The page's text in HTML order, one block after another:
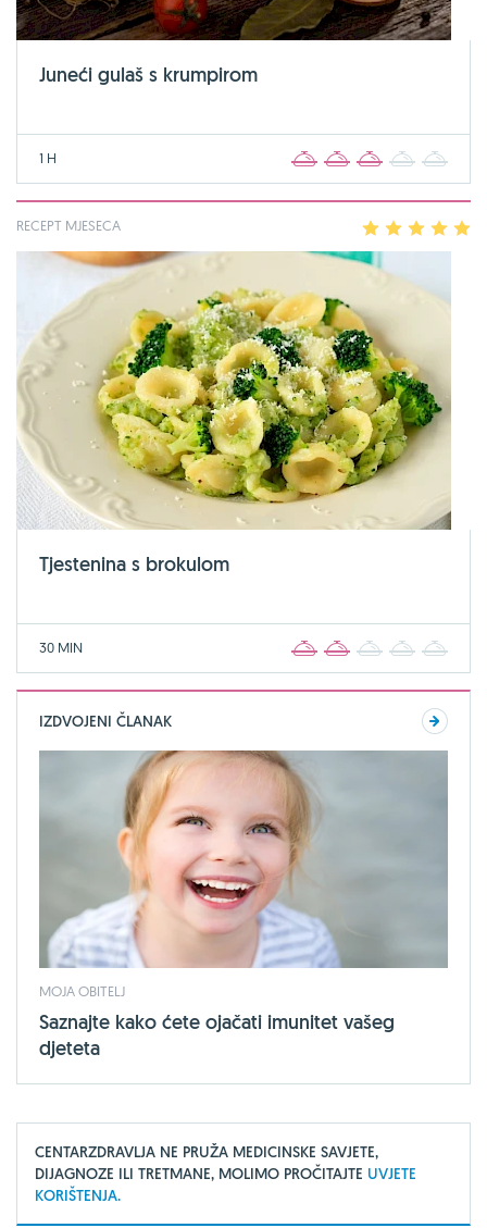
Juneći gulaš s krumpirom
1 H 2 3 4
RECEPT MJESECA 2 3 4
Tjestenina s brokulom
30 MIN 2 3 4
IZDVOJENI ČLANAK
MOJA OBITELJ
Saznajte kako ćete ojačati imunitet vašeg
djeteta
CENTARZDRAVLJA NE PRUŽA MEDICINSKE SAVJETE,
DIJAGNOZE ILI TRETMANE, MOLIMO PROČITAJTE UVJETE
KORIŠTENJA.